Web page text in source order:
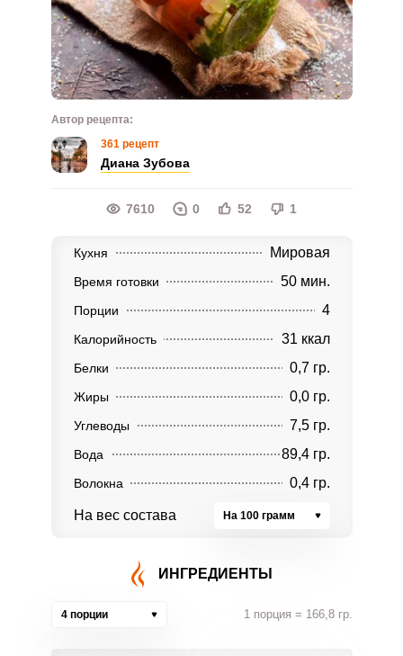
Автор рецепта:
361 рецепт
Диана Зубова
7610 0 52 1
Кухня Мировая
Время готовки 50 мин.
Порции 4
Калорийность 31 ккал
Белки 0,7 гр.
Жиры 0,0 гр.
Углеводы 7,5 гр.
Вода 89,4 гр.
Волокна 0,4 гр.
На вес состава На 100 грамм
ИНГРЕДИЕНТЫ
4 порции 1 порция = 166,8 гр.